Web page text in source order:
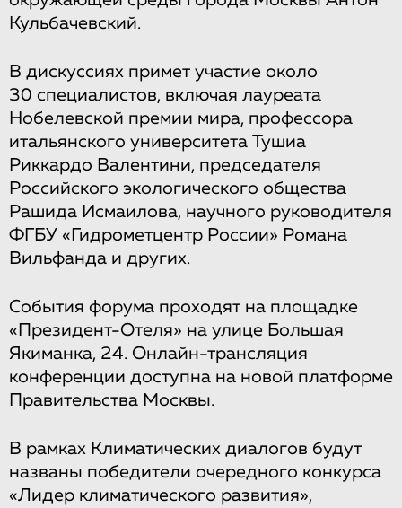
Кульбачевский.
В дискуссиях примет участие около
30 специалистов, включая лауреата
Нобелевской премии мира, профессора
итальянского университета Тушиа
Риккардо Валентини, председателя
Российского экологического общества
Рашида Исмаилова, научного руководителя
ФГБУ «Гидрометцентр России» Романа
Вильфанда и других.
События форума проходят на площадке
«Президент-Отеля» на улице Большая
Якиманка, 24. Онлайн-трансляция
конференции доступна на новой платформе
Правительства Москвы.
В рамках Климатических диалогов будут
названы победители очередного конкурса
«Лидер климатического развития»,